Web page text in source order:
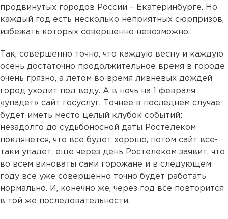
продвинутых городов России – Екатеринбурге. Но
каждый год есть несколько неприятных сюрпризов,
избежать которых совершенно невозможно.
Так, совершенно точно, что каждую весну и каждую
осень достаточно продолжительное время в городе
очень грязно, а летом во время ливневых дождей
город уходит под воду. А в ночь на 1 февраля
«упадет» сайт госуслуг. Точнее в последнем случае
будет иметь место целый клубок событий:
незадолго до судьбоносной даты Ростелеком
поклянется, что все будет хорошо, потом сайт все-
таки упадет, еще через день Ростелеком заявит, что
во всем виноваты сами горожане и в следующем
году все уже совершенно точно будет работать
нормально. И, конечно же, через год все повторится
в той же последовательности.